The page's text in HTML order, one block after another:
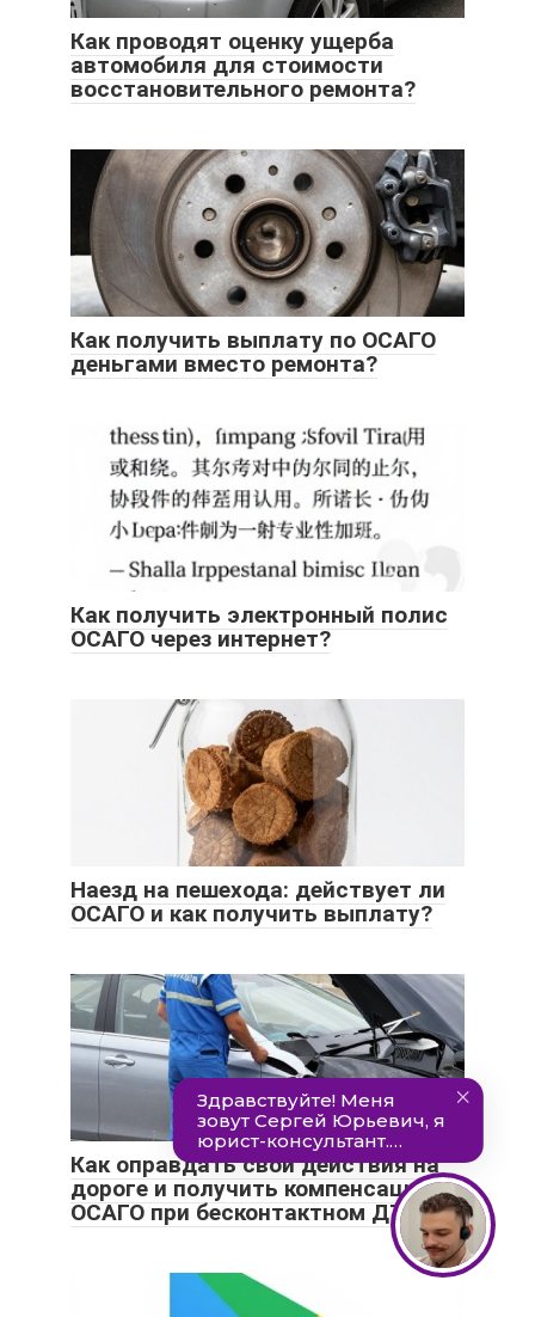
Как проводят оценку ущерба
автомобиля для стоимости
восстановительного ремонта?
Как получить выплату по ОСАГО
деньгами вместо ремонта?
Как получить электронный полис
ОСАГО через интернет?
Наезд на пешехода: действует ли
ОСАГО и как получить выплату?
Как оправдать свои действия на
дороге и получить компенсацию
ОСАГО при бесконтактном ДТП